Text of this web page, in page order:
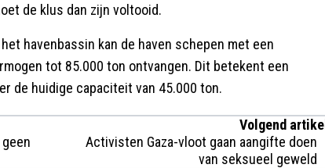
de klus dan zijn voltooid.
havenbassin kan de haven schepen met een
tot 85.000 ton ontvangen. Dit betekent een
de huidige capaciteit van 45.000 ton.
Volgend artikel
Activisten Gaza-vloot gaan aangifte doen
van seksueel geweld